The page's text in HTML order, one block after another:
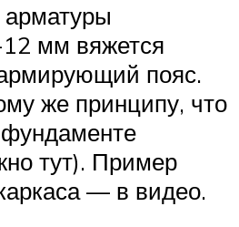
арматуры
мм вяжется
пояс.
же принципу, что
тут). Пример
— в видео.